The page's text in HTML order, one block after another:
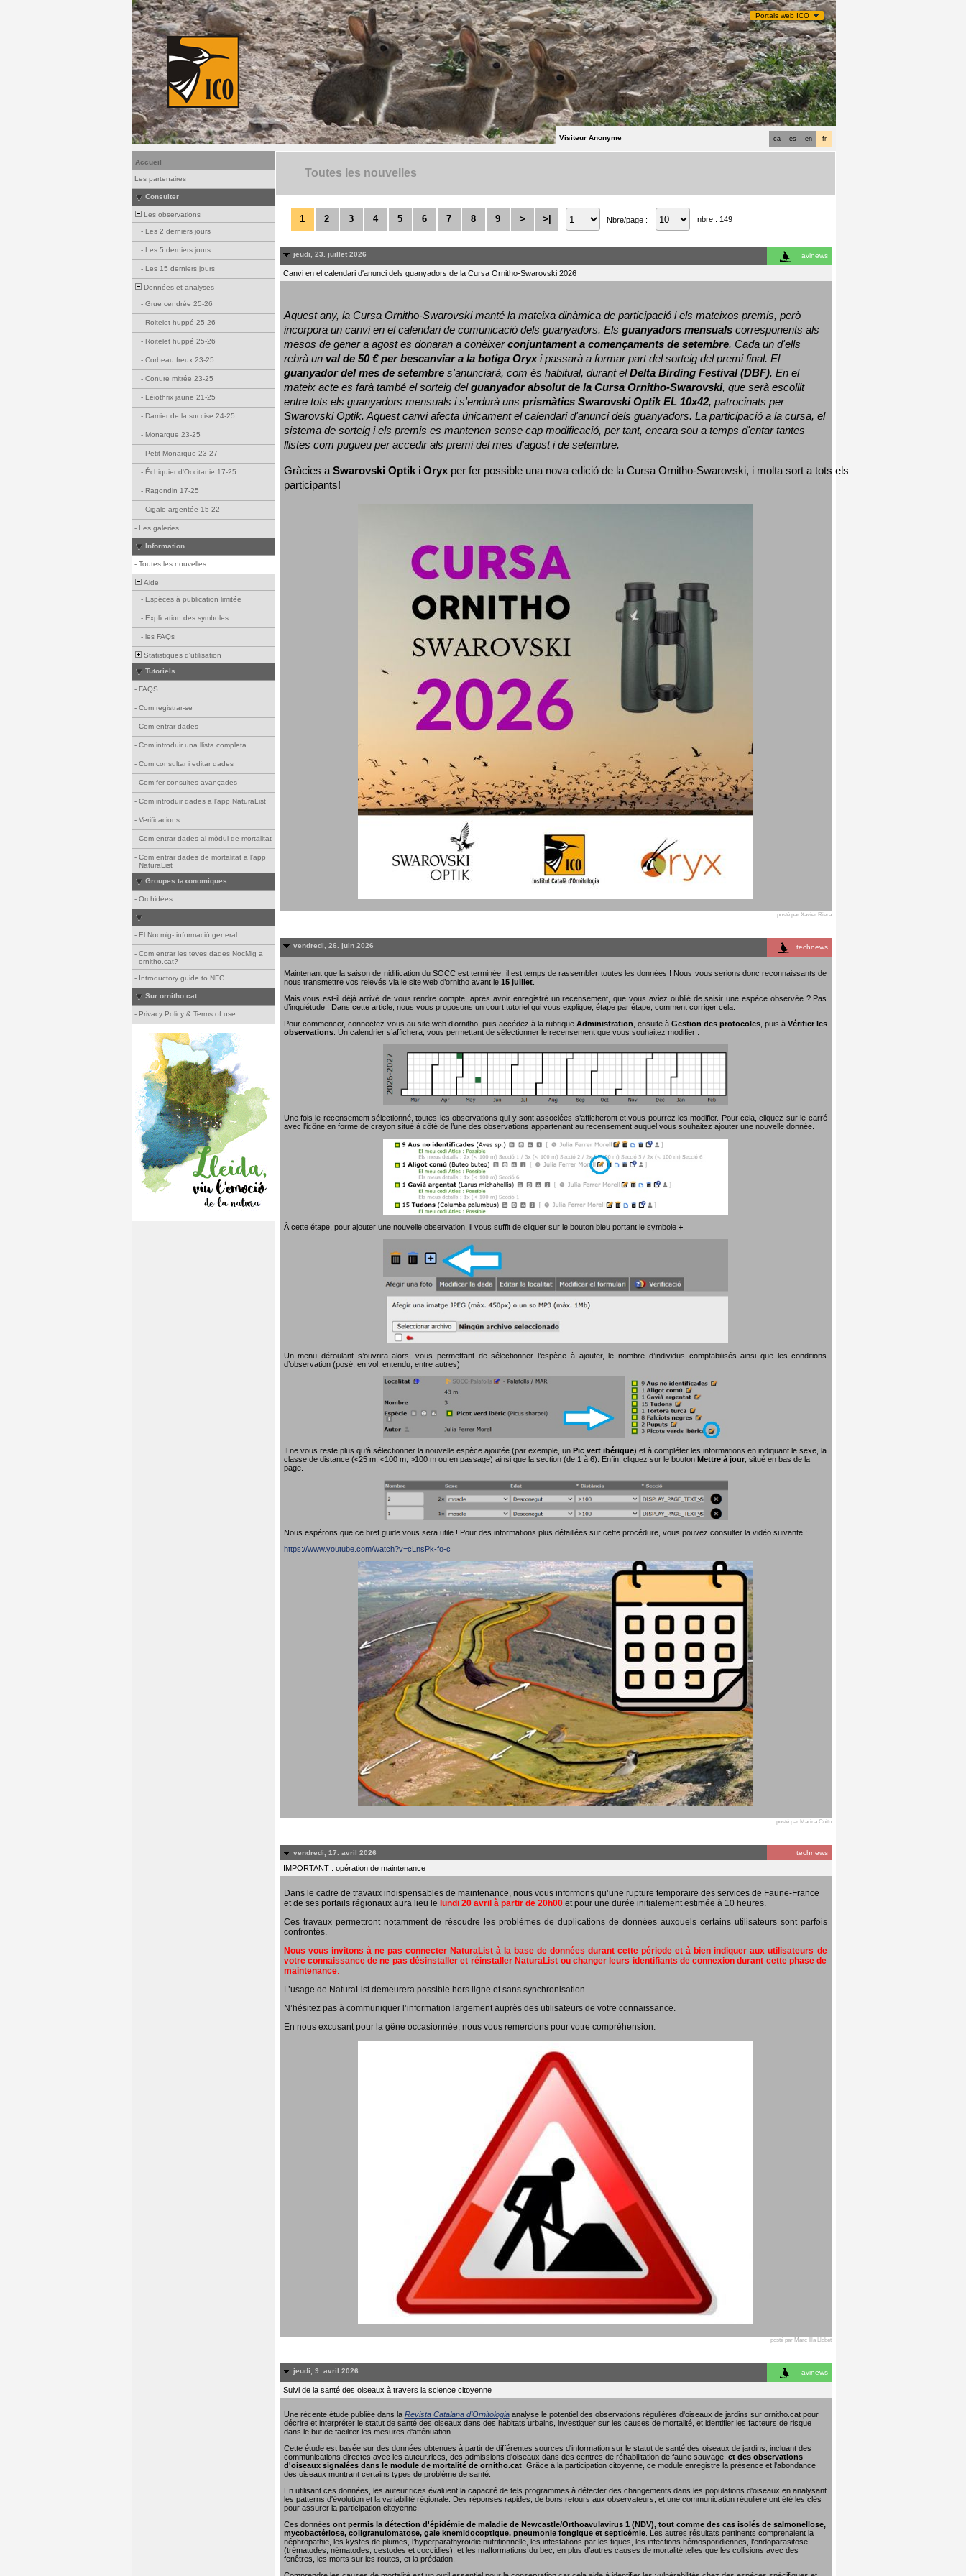
Portals web ICO
fr
en
es
ca
Visiteur Anonyme
Accueil
Les partenaires
Consulter
Les observations
- Les 2 derniers jours
- Les 5 derniers jours
- Les 15 derniers jours
Données et analyses
- Grue cendrée 25-26
- Roitelet huppé 25-26
- Roitelet huppé 25-26
- Corbeau freux 23-25
- Conure mitrée 23-25
- Léiothrix jaune 21-25
- Damier de la succise 24-25
- Monarque 23-25
- Petit Monarque 23-27
- Échiquier d'Occitanie 17-25
- Ragondin 17-25
- Cigale argentée 15-22
- Les galeries
Information
- Toutes les nouvelles
Aide
- Espèces à publication limitée
- Explication des symboles
- les FAQs
Statistiques d'utilisation
Tutoriels
- FAQS
- Com registrar-se
- Com entrar dades
- Com introduir una llista completa
- Com consultar i editar dades
- Com fer consultes avançades
- Com introduir dades a l'app NaturaList
- Verificacions
- Com entrar dades al mòdul de mortalitat
- Com entrar dades de mortalitat a l'app
NaturaList
Groupes taxonomiques
- Orchidées
- El Nocmig- informació general
- Com entrar les teves dades NocMig a
ornitho.cat?
- Introductory guide to NFC
Sur ornitho.cat
- Privacy Policy & Terms of use
Toutes les nouvelles
1 2 3 4 5 6 7 8 9 > >| Nbre/page : nbre : 149
jeudi, 23. juillet 2026 avinews
Canvi en el calendari d'anunci dels guanyadors de la Cursa Ornitho-Swarovski 2026
Aquest any, la Cursa Ornitho-Swarovski manté la mateixa dinàmica de participació i els mateixos premis, però
incorpora un canvi en el calendari de comunicació dels guanyadors. Els guanyadors mensuals corresponents als
mesos de gener a agost es donaran a conèixer conjuntament a començaments de setembre. Cada un d'ells
rebrà un val de 50 € per bescanviar a la botiga Oryx i passarà a formar part del sorteig del premi final.
El
guanyador del mes de setembre s'anunciarà, com és habitual, durant el Delta Birding Festival (DBF). En el
mateix acte es farà també el sorteig del guanyador absolut de la Cursa Ornitho-Swarovski, que serà escollit
entre tots els guanyadors mensuals i s'endurà uns prismàtics Swarovski Optik EL 10x42, patrocinats per
Swarovski Optik. Aquest canvi afecta únicament el calendari d'anunci dels guanyadors. La participació a la cursa, el
sistema de sorteig i els premis es mantenen sense cap modificació, per tant, encara sou a temps d'entar tantes
llistes com pugueu per accedir als premi del mes d'agost i de setembre.
Gràcies a Swarovski Optik i Oryx per fer possible una nova edició de la Cursa Ornitho-Swarovski, i molta sort a tots els
participants!
posté par Xavier Riera
vendredi, 26. juin 2026 technews
Maintenant que la saison de nidification du SOCC est terminée, il est temps de rassembler toutes les données ! Nous vous serions donc reconnaissants de
nous transmettre vos relevés via le site web d’ornitho avant le 15 juillet.
Mais vous est-il déjà arrivé de vous rendre compte, après avoir enregistré un recensement, que vous aviez oublié de saisir une espèce observée ? Pas
d’inquiétude ! Dans cette article, nous vous proposons un court tutoriel qui vous explique, étape par étape, comment corriger cela.
Pour commencer, connectez-vous au site web d’ornitho, puis accédez à la rubrique Administration , ensuite à Gestion des protocoles, puis à Vérifier les
observations. Un calendrier s’affichera, vous permettant de sélectionner le recensement que vous souhaitez modifier :
Une fois le recensement sélectionné, toutes les observations qui y sont associées s’afficheront et vous pourrez les modifier. Pour cela, cliquez sur le carré
avec l’icône en forme de crayon situé à côté de l’une des observations appartenant au recensement auquel vous souhaitez ajouter une nouvelle donnée.
À cette étape, pour ajouter une nouvelle observation, il vous suffit de cliquer sur le bouton bleu portant le symbole +.
Un menu déroulant s’ouvrira alors, vous permettant de sélectionner l’espèce à ajouter, le nombre d’individus comptabilisés ainsi que les conditions
d’observation (posé, en vol, entendu, entre autres)
Il ne vous reste plus qu’à sélectionner la nouvelle espèce ajoutée (par exemple, un Pic vert ibérique) et à compléter les informations en indiquant le sexe, la
classe de distance (<25 m, <100 m, >100 m ou en passage) ainsi que la section (de 1 à 6). Enfin, cliquez sur le bouton Mettre à jour, situé en bas de la
page.
Nous espérons que ce bref guide vous sera utile ! Pour des informations plus détaillées sur cette procédure, vous pouvez consulter la vidéo suivante :
https://www.youtube.com/watch?v=cLnsPk-fo-c
posté par Marina Cuito
vendredi, 17. avril 2026 technews
IMPORTANT : opération de maintenance
Dans le cadre de travaux indispensables de maintenance, nous vous informons qu’une rupture temporaire des services de Faune-France
et de ses portails régionaux aura lieu le lundi 20 avril à partir de 20h00 et pour une durée initialement estimée à 10 heures.
Ces travaux permettront notamment de résoudre les problèmes de duplications de données auxquels certains utilisateurs sont parfois
confrontés.
Nous vous invitons à ne pas connecter NaturaList à la base de données durant cette période et à bien indiquer aux utilisateurs de
votre connaissance de ne pas désinstaller et réinstaller NaturaList ou changer leurs identifiants de connexion durant cette phase de
maintenance.
L’usage de NaturaList demeurera possible hors ligne et sans synchronisation.
N’hésitez pas à communiquer l’information largement auprès des utilisateurs de votre connaissance.
En nous excusant pour la gêne occasionnée, nous vous remercions pour votre compréhension.
posté par Marc Illa Llobet
jeudi, 9. avril 2026 avinews
Suivi de la santé des oiseaux à travers la science citoyenne
Une récente étude publiée dans la Revista Catalana d’Ornitologiaanalyse le potentiel des observations régulières d'oiseaux de jardins sur ornitho.cat pour
décrire et interpréter le statut de santé des oiseaux dans des habitats urbains, investiguer sur les causes de mortalité, et identifier les facteurs de risque
dans le but de faciliter les mesures d'atténuation.
Cette étude est basée sur des données obtenues à partir de différentes sources d'information sur le statut de santé des oiseaux de jardins, incluant des
communications directes avec les auteur.rices, des admissions d'oiseaux dans des centres de réhabilitation de faune sauvage, et des observations
d'oiseaux signalées dans le module de mortalité de ornitho.cat. Grâce à la participation citoyenne, ce module enregistre la présence et l'abondance
des oiseaux montrant certains types de problème de santé.
En utilisant ces données, les auteur.rices évaluent la capacité de tels programmes à détecter des changements dans les populations d'oiseaux en analysant
les patterns d'évolution et la variabilité régionale. Des réponses rapides, de bons retours aux observateurs, et une communication régulière ont été les clés
pour assurer la participation citoyenne.
Ces données ont permis la détection d'épidémie de maladie de Newcastle/Orthoavulavirus 1 (NDV), tout comme des cas isolés de salmonellose,
mycobactériose, coligranulomatose, gale knemidocoptique, pneumonie fongique et septicémie. Les autres résultats pertinents comprenaient la
néphropathie, les kystes de plumes, l’hyperparathyroïdie nutritionnelle, les infestations par les tiques, les infections hémosporidiennes, l’endoparasitose
(trématodes, nématodes, cestodes et coccidies), et les malformations du bec, en plus d’autres causes de mortalité telles que les collisions avec des
fenêtres, les morts sur les routes, et la prédation.